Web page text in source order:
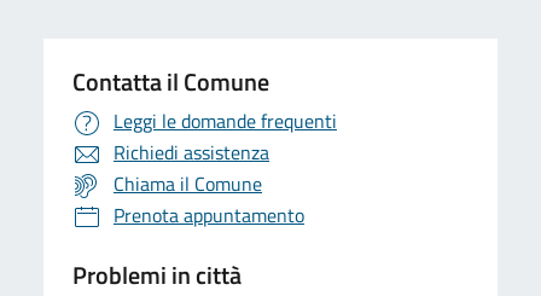
Contatta il Comune
Leggi le domande frequenti
Richiedi assistenza
Chiama il Comune
Prenota appuntamento
Problemi in città